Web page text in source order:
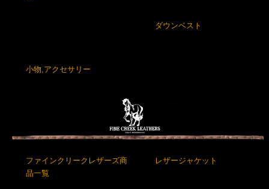
ダウンベスト
小物,アクセサリー
ファインクリークレザーズ商
品一覧
レザージャケット